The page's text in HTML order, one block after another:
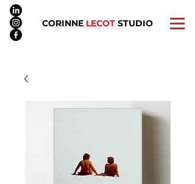
CORINNE LECOTSTUDIO